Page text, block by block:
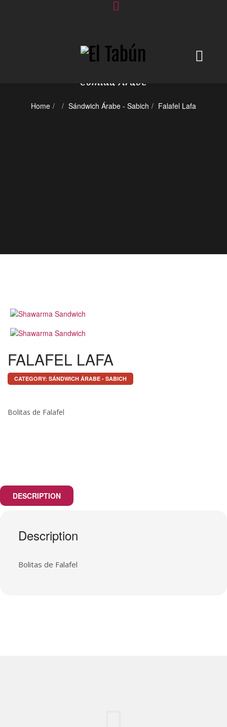
SHOP
Comida Árabe
Home Sándwich Árabe - Sabich Falafel Lafa
FALAFEL LAFA
CATEGORY: SÁNDWICH ÁRABE - SABICH
Bolitas de Falafel
DESCRIPTION
Description
Bolitas de Falafel